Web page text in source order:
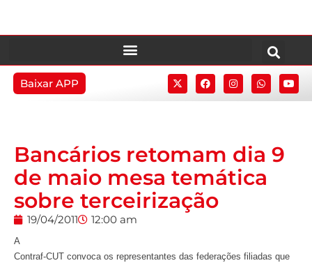
Baixar APP
Bancários retomam dia 9
de maio mesa temática
sobre terceirização
19/04/2011 12:00 am
A
Contraf-CUT convoca os representantes das federações filiadas que